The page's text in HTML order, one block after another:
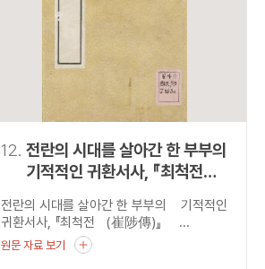
12. 전란의 시대를 살아간 한 부부의
기적적인 귀환서사, 『최척전
전란의 시대를 살아간 한 부부의 기적적인
귀환서사, 『최척전 (崔陟傳)』 ...
원문 자료 보기